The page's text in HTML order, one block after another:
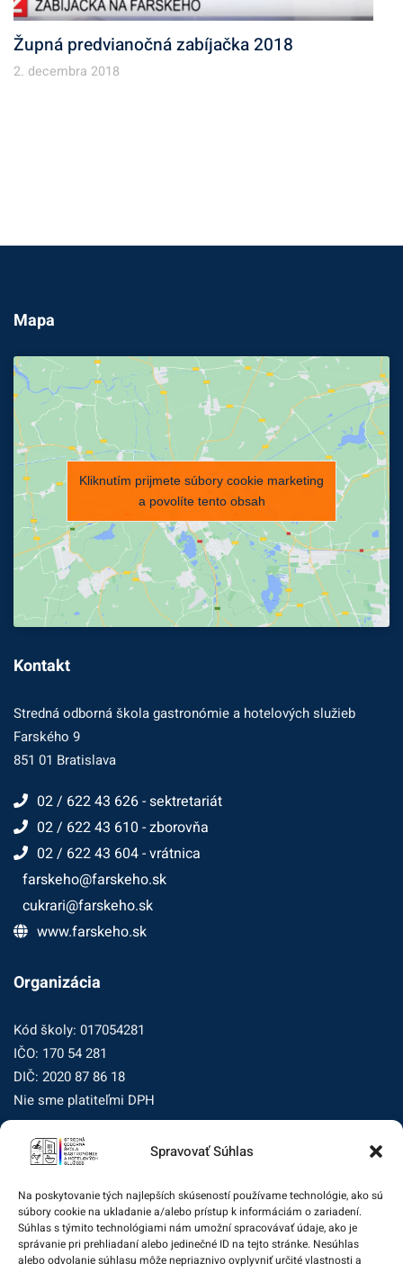
Spravovať Súhlas
Na poskytovanie tých najlepších skúseností používame technológie, ako sú
súbory cookie na ukladanie a/alebo prístup k informáciám o zariadení.
Súhlas s týmito technológiami nám umožní spracovávať údaje, ako je
správanie pri prehliadaní alebo jedinečné ID na tejto stránke. Nesúhlas
alebo odvolanie súhlasu môže nepriaznivo ovplyvniť určité vlastnosti a
Župná predvianočná zabíjačka 2018
2. decembra 2018
Mapa
Kliknutím prijmete súbory cookie marketing
a povolíte tento obsah
Kontakt
Stredná odborná škola gastronómie a hotelových služieb
Farského 9
851 01 Bratislava
02 / 622 43 626 - sektretariát
02 / 622 43 610 - zborovňa
02 / 622 43 604 - vrátnica
farskeho@farskeho.sk
cukrari@farskeho.sk
www.farskeho.sk
Organizácia
Kód školy: 017054281
IČO: 170 54 281
DIČ: 2020 87 86 18
Nie sme platiteľmi DPH
Zásady ochrany osobných údajov
Dohľad nad ochranou osobných údajov
Žiadosť dotknutej osoby na uplatnenie jej práv